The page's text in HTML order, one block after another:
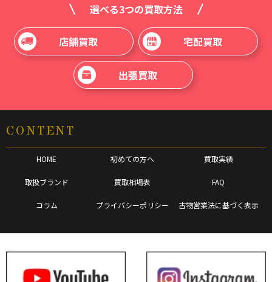
選べる3つの買取方法
店舗買取 宅配買取
出張買取
CONTENT
HOME 初めての方へ 買取実績
取扱ブランド 買取相場表 FAQ
コラム プライバシーポリシー 古物営業法に基づく表示